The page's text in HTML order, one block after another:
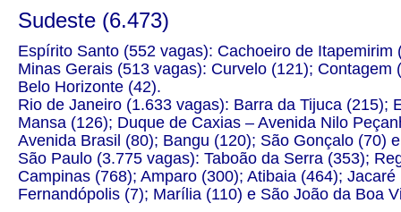
Sudeste (6.473)
Espírito Santo (552 vagas): Cachoeiro de Itapemirim
Minas Gerais (513 vagas): Curvelo (121);
Belo Horizonte (42).
Rio de Janeiro (1.633 vagas): Barra da Tijuca (215);
Mansa (126); Duque de Caxias – Avenida Nilo
Avenida Brasil (80); Bangu (120); São Gonçalo (70)
São Paulo (3.775 vagas): Taboão da Serra (353);
Campinas (768); Amparo (300); Atibaia (464);
Fernandópolis (7); Marília (110) e São João da Boa